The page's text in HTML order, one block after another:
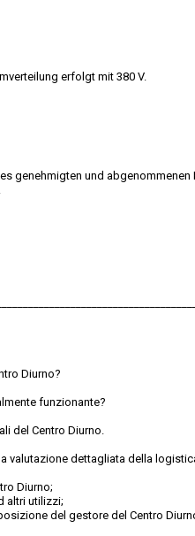
erfolgt mit 380 V.
genehmigten und
Diurno?
funzionante?
del Centro Diurno.
valutazione dettagliata della
Diurno;
altri utilizzi;
del gestore del Centro